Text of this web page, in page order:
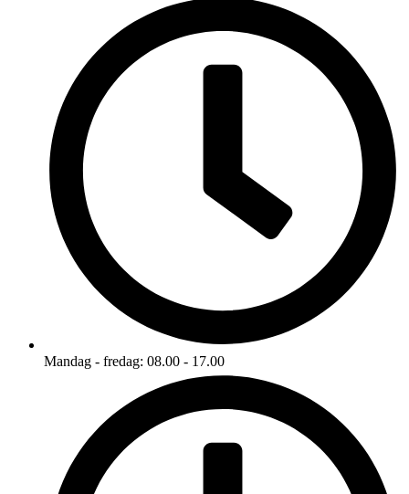
Mandag - fredag: 08.00 - 17.00